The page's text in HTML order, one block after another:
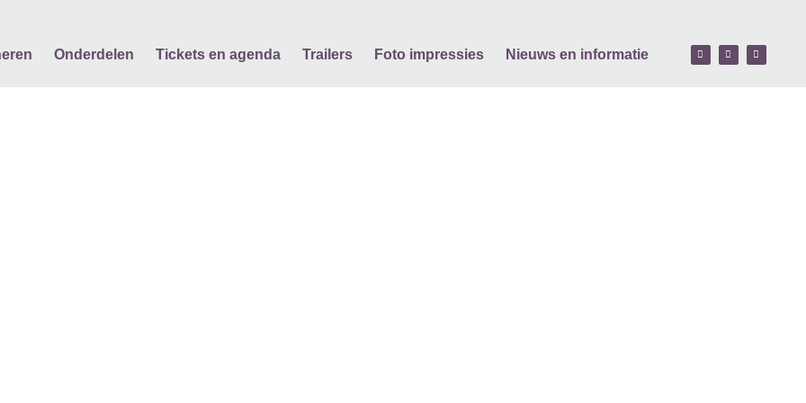
Onderdelen Tickets en agenda Trailers Foto impressies Nieuws en informatie